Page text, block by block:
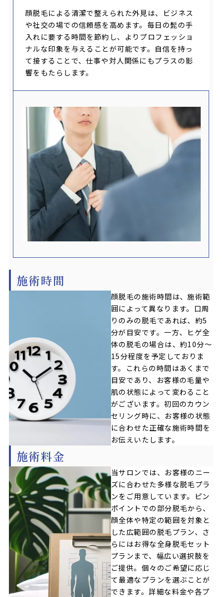
顔脱毛による清潔で整えられた外見は、ビジネス
や社交の場での信頼感を高めます。毎日の髭の手
入れに要する時間を節約し、よりプロフェッショ
ナルな印象を与えることが可能です。自信を持っ
て接することで、仕事や対人関係にもプラスの影
響をもたらします。
施術時間
顔脱毛の施術時間は、施術範
囲によって異なります。口周
りのみの脱毛であれば、約5
分が目安です。一方、ヒゲ全
体の脱毛の場合は、約10分〜
15分程度を予定しておりま
す。これらの時間はあくまで
目安であり、お客様の毛量や
肌の状態によって変わること
がございます。初回のカウン
セリング時に、お客様の状態
に合わせた正確な施術時間を
お伝えいたします。
施術料金
当サロンでは、お客様のニー
ズに合わせた多様な脱毛プラ
ンをご用意しています。ピン
ポイントでの部分脱毛から、
顔全体や特定の範囲を対象と
した広範囲の脱毛プラン、さ
らにはお得な全身脱毛セット
プランまで、幅広い選択肢を
ご提供。個々のご希望に応じ
て最適なプランを選ぶことが
できます。詳細な料金や各プ